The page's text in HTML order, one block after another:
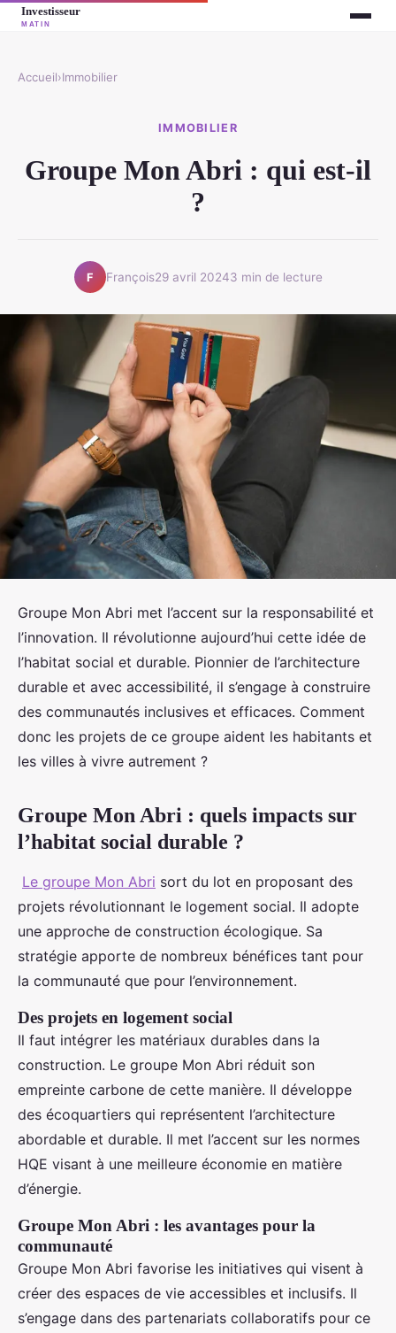
Accueil›Immobilier
IMMOBILIER
Groupe Mon Abri : qui est-il
?
F François29 avril 20243 min de lecture
Groupe Mon Abri met l’accent sur la responsabilité et
l’innovation. Il révolutionne aujourd’hui cette idée de
l’habitat social et durable. Pionnier de l’architecture
durable et avec accessibilité, il s’engage à construire
des communautés inclusives et efficaces. Comment
donc les projets de ce groupe aident les habitants et
les villes à vivre autrement ?
Groupe Mon Abri : quels impacts sur
l’habitat social durable ?
Le groupe Mon Abri sort du lot en proposant des
projets révolutionnant le logement social. Il adopte
une approche de construction écologique. Sa
stratégie apporte de nombreux bénéfices tant pour
la communauté que pour l’environnement.
Des projets en logement social
Il faut intégrer les matériaux durables dans la
construction. Le groupe Mon Abri réduit son
empreinte carbone de cette manière. Il développe
des écoquartiers qui représentent l’architecture
abordable et durable. Il met l’accent sur les normes
HQE visant à une meilleure économie en matière
d’énergie.
Groupe Mon Abri : les avantages pour la
communauté
Groupe Mon Abri favorise les initiatives qui visent à
créer des espaces de vie accessibles et inclusifs. Il
s’engage dans des partenariats collaboratifs pour ce